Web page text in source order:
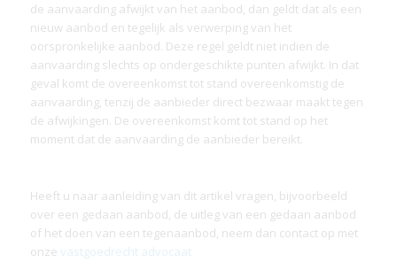
de aanvaarding afwijkt van het aanbod, dan geldt dat als een
nieuw aanbod en tegelijk als verwerping van het
oorspronkelijke aanbod. Deze regel geldt niet indien de
aanvaarding slechts op ondergeschikte punten afwijkt. In dat
geval komt de overeenkomst tot stand overeenkomstig de
aanvaarding, tenzij de aanbieder direct bezwaar maakt tegen
de afwijkingen. De overeenkomst komt tot stand op het
moment dat de aanvaarding de aanbieder bereikt.
Heeft u naar aanleiding van dit artikel vragen, bijvoorbeeld
over een gedaan aanbod, de uitleg van een gedaan aanbod
of het doen van een tegenaanbod, neem dan contact op met
onze vastgoedrecht advocaat